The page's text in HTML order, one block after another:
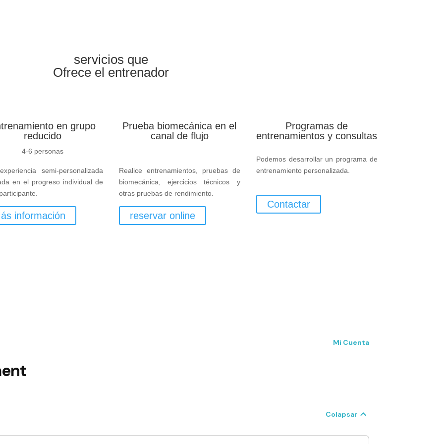
servicios que
Ofrece el entrenador
en grupo
reducido
4-6 personas
semi-personalizada
en el progreso individual de
información
Prueba biomecánica en el
canal de flujo
Realice entrenamientos, pruebas de
biomecánica, ejercicios técnicos y
otras pruebas de rendimiento.
reservar online
Programas de
entrenamientos y consultas
Podemos desarrollar un programa de
entrenamiento personalizada.
Contactar